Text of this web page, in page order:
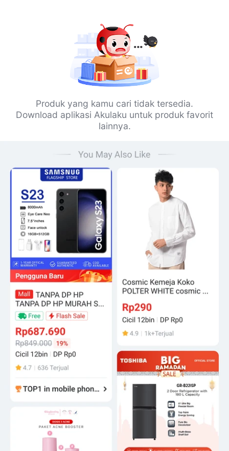
Produk yang kamu cari tidak tersedia.
Download aplikasi Akulaku untuk produk favorit
lainnya.